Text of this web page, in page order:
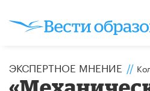
ЭКСПЕРТНОЕ МНЕНИЕ //